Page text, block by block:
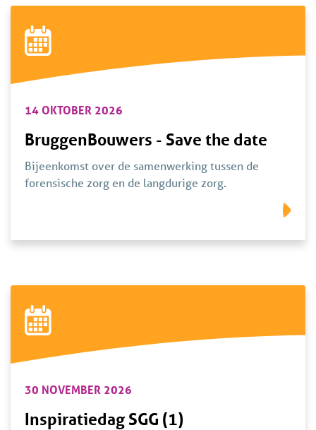
14 OKTOBER 2026
BruggenBouwers - Save the date
Bijeenkomst over de samenwerking tussen de
forensische zorg en de langdurige zorg.
30 NOVEMBER 2026
Inspiratiedag SGG (1)